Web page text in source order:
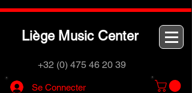
Liège M usic Center
+32 (0) 475 46 20 39
Se Connecter